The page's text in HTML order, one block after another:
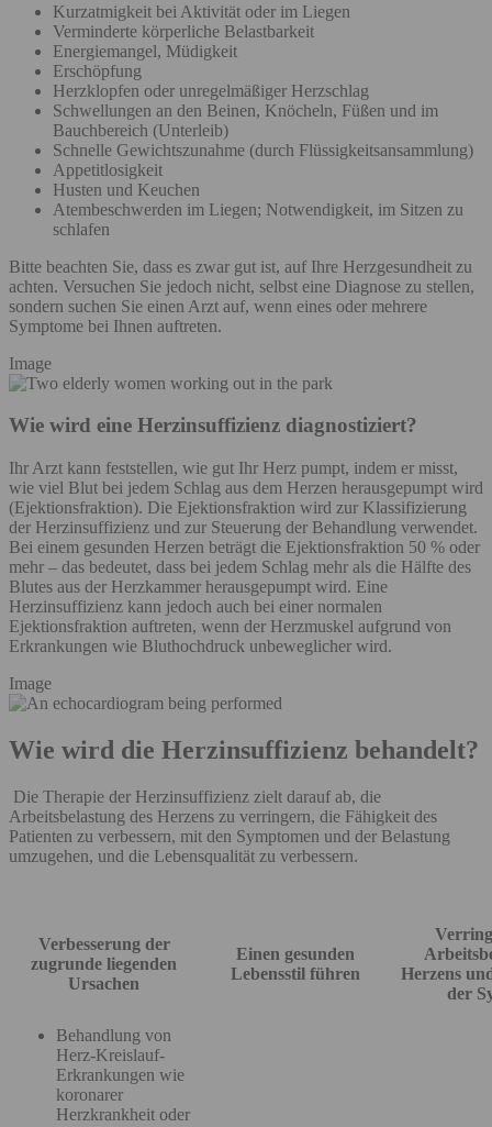
Kurzatmigkeit bei Aktivität oder im Liegen
Verminderte körperliche Belastbarkeit
Energiemangel, Müdigkeit
Erschöpfung
Herzklopfen oder unregelmäßiger Herzschlag
Schwellungen an den Beinen, Knöcheln, Füßen und im
Bauchbereich (Unterleib)
Schnelle Gewichtszunahme (durch Flüssigkeitsansammlung)
Appetitlosigkeit
Husten und Keuchen
Atembeschwerden im Liegen; Notwendigkeit, im Sitzen zu
schlafen
Bitte beachten Sie, dass es zwar gut ist, auf Ihre Herzgesundheit zu
achten. Versuchen Sie jedoch nicht, selbst eine Diagnose zu stellen,
sondern suchen Sie einen Arzt auf, wenn eines oder mehrere
Symptome bei Ihnen auftreten.
Image
Wie wird eine Herzinsuffizienz diagnostiziert?
Ihr Arzt kann feststellen, wie gut Ihr Herz pumpt, indem er misst,
wie viel Blut bei jedem Schlag aus dem Herzen herausgepumpt wird
(Ejektionsfraktion). Die Ejektionsfraktion wird zur Klassifizierung
der Herzinsuffizienz und zur Steuerung der Behandlung verwendet.
Bei einem gesunden Herzen beträgt die Ejektionsfraktion 50 % oder
mehr – das bedeutet, dass bei jedem Schlag mehr als die Hälfte des
Blutes aus der Herzkammer herausgepumpt wird. Eine
Herzinsuffizienz kann jedoch auch bei einer normalen
Ejektionsfraktion auftreten, wenn der Herzmuskel aufgrund von
Erkrankungen wie Bluthochdruck unbeweglicher wird.
Image
Wie wird die Herzinsuffizienz behandelt?
Die Therapie der Herzinsuffizienz zielt darauf ab, die
Arbeitsbelastung des Herzens zu verringern, die Fähigkeit des
Patienten zu verbessern, mit den Symptomen und der Belastung
umzugehen, und die Lebensqualität zu verbessern.
Verbesserung der
zugrunde liegenden
Ursachen
Einen gesunden
Lebensstil führen
Herzens
der
Behandlung von
Herz-Kreislauf-
Erkrankungen wie
koronarer
Herzkrankheit oder